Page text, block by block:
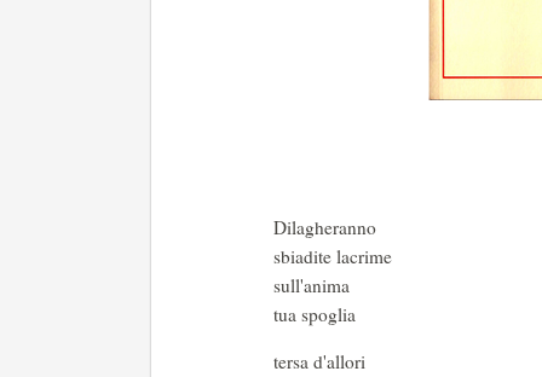
Dilagheranno
sbiadite lacrime
sull'anima
tua spoglia
tersa d'allori